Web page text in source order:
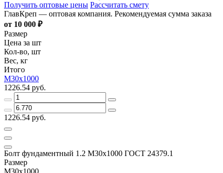
Получить оптовые цены Рассчитать смету
ГлавКреп — оптовая компания. Рекомендуемая сумма заказа
от 10 000 ₽
Размер
Цена за шт
Кол-во, шт
Вес, кг
Итого
М30х1000
1226.54 руб.
1226.54 руб.
Болт фундаментный 1.2 М30х1000 ГОСТ 24379.1
Размер
М30х1000